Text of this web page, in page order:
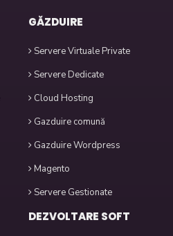
GĂZDUIRE
Servere Virtuale Private
Servere Dedicate
Cloud Hosting
Gazduire comună
Gazduire Wordpress
Magento
Servere Gestionate
DEZVOLTARE SOFT